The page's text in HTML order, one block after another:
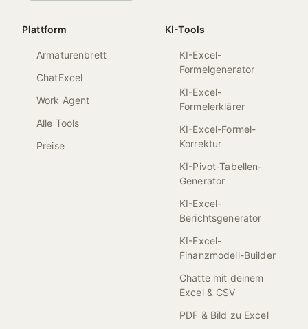
Plattform
Armaturenbrett
ChatExcel
Work Agent
Alle Tools
Preise
KI-Tools
KI-Excel-
Formelgenerator
KI-Excel-
Formelerklärer
KI-Excel-Formel-
Korrektur
KI-Pivot-Tabellen-
Generator
KI-Excel-
Berichtsgenerator
KI-Excel-
Finanzmodell-Builder
Chatte mit deinem
Excel & CSV
PDF & Bild zu Excel